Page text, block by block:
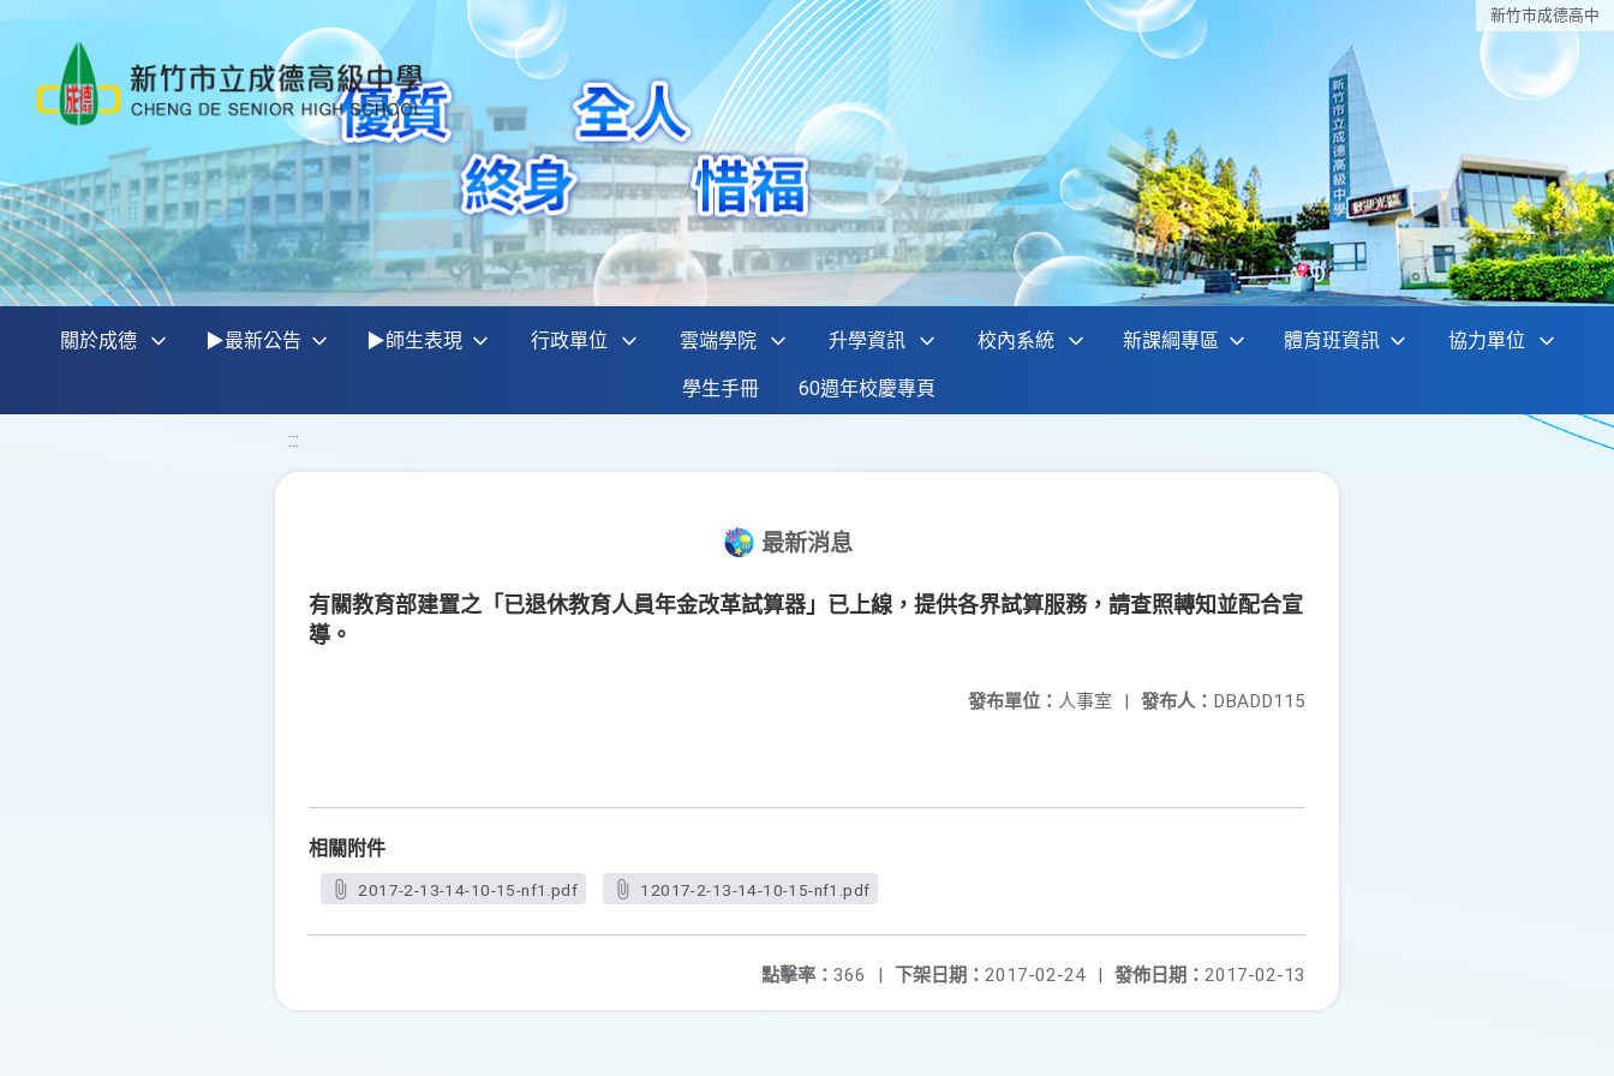
新竹巿成德高中
關於成德 ▶最新公告 ▶師生表現 行政單位 雲端學院 升學資訊 校內系統 新課綱專區 體育班資訊 協力單位
學生手冊 60週年校慶專頁
:::
最新消息
有關教育部建置之「已退休教育人員年金改革試算器」已上線，提供各界試算服務，請查照轉知並配合宣
導。
發布人： DBADD115
發布單位： 人事室 |
相關附件
2017-2-13-14-10-15-nf1.pdf 12017-2-13-14-10-15-nf1.pdf
發佈日期： 2017-02-13
下架日期： 2017-02-24 |
點擊率： 366 |